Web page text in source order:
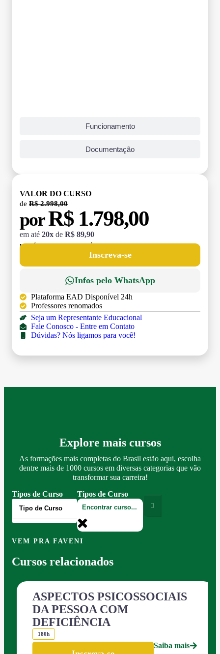
Funcionamento
Documentação
VALOR DO CURSO
de R$ 2.998,00
porR$ 1.798,00
em até 20x de R$ 89,90
MATRÍCULA:
Inscreva-se
Infos pelo WhatsApp
Plataforma EAD Disponível 24h
Professores renomados
Seja um Representante Educacional
Fale Conosco - Entre em Contato
Dúvidas? Nós ligamos para você!
Explore mais cursos
As formações mais completas do Brasil estão aqui, escolha
dentre mais de 1000 cursos em diversas categorias que vão
transformar sua carreira!
Tipos de Curso
Tipos de Curso
VEM PRA FAVENI
Cursos relacionados
ASPECTOS PSICOSSOCIAIS
DA PESSOA COM
DEFICIÊNCIA
180h
Saiba mais